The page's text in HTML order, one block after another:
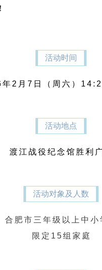
活动时间
年2月7日（周六）
活动地点
渡江战役纪念馆胜利
活动对象及人数
合肥市三年级以上中小
限定15组家庭